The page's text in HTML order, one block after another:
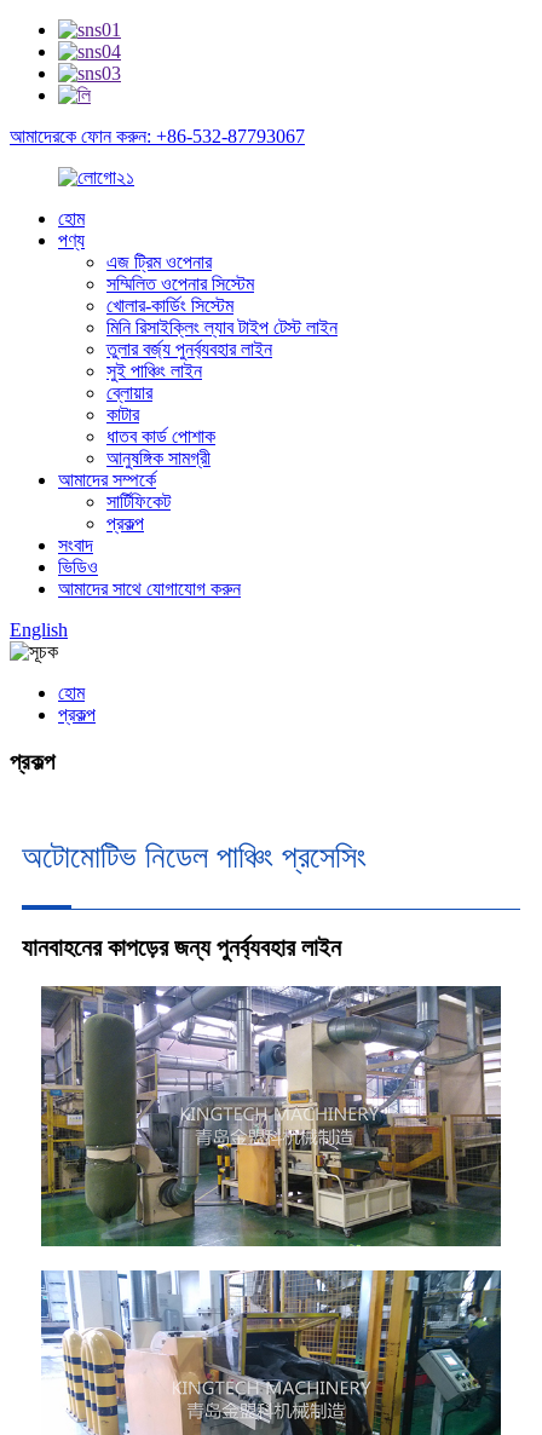
আমাদেরকে ফোন করুন: +86-532-87793067
হোম
পণ্য
এজ ট্রিম ওপেনার
সম্মিলিত ওপেনার সিস্টেম
খোলার-কার্ডিং সিস্টেম
মিনি রিসাইক্লিং ল্যাব টাইপ টেস্ট লাইন
তুলার বর্জ্য পুনর্ব্যবহার লাইন
সুই পাঞ্চিং লাইন
ব্লোয়ার
কাটার
ধাতব কার্ড পোশাক
আনুষঙ্গিক সামগ্রী
আমাদের সম্পর্কে
সার্টিফিকেট
প্রকল্প
সংবাদ
ভিডিও
আমাদের সাথে যোগাযোগ করুন
English
হোম
প্রকল্প
প্রকল্প
অটোমোটিভ নিডেল পাঞ্চিং প্রসেসিং
যানবাহনের কাপড়ের জন্য পুনর্ব্যবহার লাইন